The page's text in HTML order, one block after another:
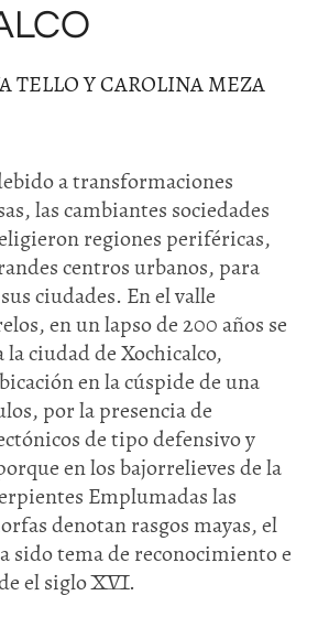
TELLO Y CAROLINA MEZA
a transformaciones
las cambiantes sociedades
regiones periféricas,
centros urbanos, para
ciudades. En el valle
en un lapso de 200 años se
ciudad de Xochicalco,
en la cúspide de una
por la presencia de
de tipo defensivo y
en los bajorrelieves de la
Emplumadas las
denotan rasgos mayas, el
sido tema de reconocimiento e
el siglo XVI.